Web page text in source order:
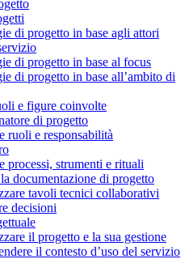
di progetto in base agli attori
di progetto in base al focus
di progetto in base all’ambito di
e figure coinvolte
di progetto
ruoli e responsabilità
processi, strumenti e rituali
documentazione di progetto
tavoli tecnici collaborativi
decisioni
il progetto e la sua gestione
il contesto d’uso del servizio